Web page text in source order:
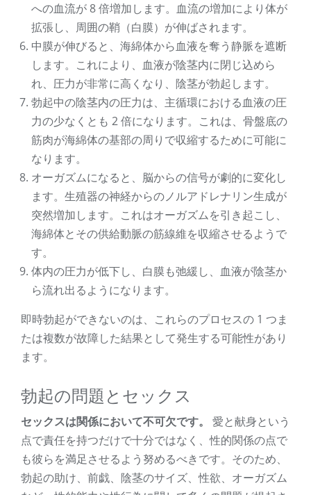
への血流が 8 倍増加します。血流の増加により体が
拡張し、周囲の鞘（白膜）が伸ばされます。
中膜が伸びると、海綿体から血液を奪う静脈を遮断
します。これにより、血液が陰茎内に閉じ込めら
れ、圧力が非常に高くなり、陰茎が勃起します。
勃起中の陰茎内の圧力は、主循環における血液の圧
力の少なくとも 2 倍になります。これは、骨盤底の
筋肉が海綿体の基部の周りで収縮するために可能に
なります。
オーガズムになると、脳からの信号が劇的に変化し
ます。生殖器の神経からのノルアドレナリン生成が
突然増加します。これはオーガズムを引き起こし、
海綿体とその供給動脈の筋線維を収縮させるようで
す。
体内の圧力が低下し、白膜も弛緩し、血液が陰茎か
ら流れ出るようになります。
即時勃起ができないのは、これらのプロセスの 1 つま
たは複数が故障した結果として発生する可能性があり
ます。
勃起の問題とセックス
セックスは関係において不可欠です。
愛と献身という
点で責任を持つだけで十分ではなく、性的関係の点で
も彼らを満足させるよう努めるべきです。そのため、
勃起の助け、前戯、陰茎のサイズ、性欲、オーガズム